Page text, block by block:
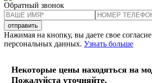
Обратный звонок
отправить
Нажимая на кнопку, вы даете свое
персональных данных. Узнать больше
Некоторые цены находяться на
Пожалуйста уточняйте.